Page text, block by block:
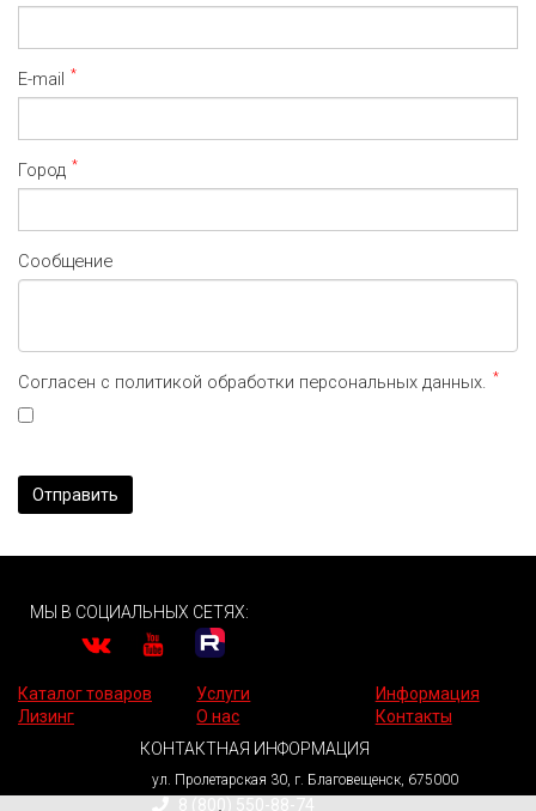
E-mail *
Город *
Сообщение
Согласен с политикой обработки персональных данных. *
Отправить
МЫ В СОЦИАЛЬНЫХ СЕТЯХ:
Каталог товаров Услуги
Информация
Лизинг
О нас
Контакты
КОНТАКТНАЯ ИНФОРМАЦИЯ
ул. Пролетарская 30, г. Благовещенск, 675000
8 (800) 550-88-74